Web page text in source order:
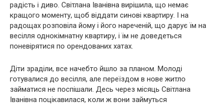
радість і диво. Світлана Іванівна вирішила, що немає
кращого моменту, щоб віддати синові квартиру. І на
радощах розповіла йому і його нареченій, що дарує їм на
весілля однокімнатну квартиру, і їм не доведеться
поневірятися по орендованих хатах.
Діти зраділи, все начебто йшло за планом. Молоді
готувалися до весілля, але переїздом в нове житло
займатися не поспішали. Десь через місяць Світлана
Іванівна поцікавилася, коли ж вони займуться